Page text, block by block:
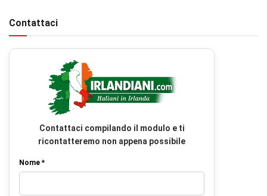
Contattaci
Contattaci compilando il modulo e ti
ricontatteremo non appena possibile
Nome *